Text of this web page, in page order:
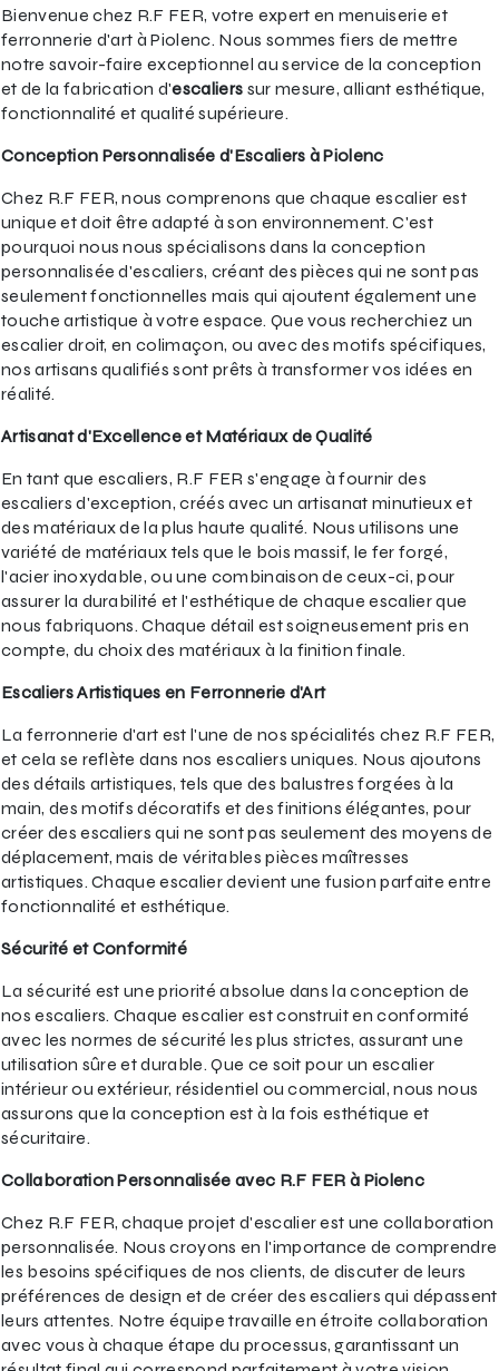
Bienvenue chez R.F FER, votre expert en menuiserie et
ferronnerie d'art à Piolenc. Nous sommes fiers de mettre
notre savoir-faire exceptionnel au service de la conception
et de la fabrication d'escaliers sur mesure, alliant esthétique,
fonctionnalité et qualité supérieure.
Conception Personnalisée d'Escaliers à Piolenc
Chez R.F FER, nous comprenons que chaque escalier est
unique et doit être adapté à son environnement. C'est
pourquoi nous nous spécialisons dans la conception
personnalisée d'escaliers, créant des pièces qui ne sont pas
seulement fonctionnelles mais qui ajoutent également une
touche artistique à votre espace. Que vous recherchiez un
escalier droit, en colimaçon, ou avec des motifs spécifiques,
nos artisans qualifiés sont prêts à transformer vos idées en
réalité.
Artisanat d'Excellence et Matériaux de Qualité
En tant que escaliers, R.F FER s'engage à fournir des
escaliers d'exception, créés avec un artisanat minutieux et
des matériaux de la plus haute qualité. Nous utilisons une
variété de matériaux tels que le bois massif, le fer forgé,
l'acier inoxydable, ou une combinaison de ceux-ci, pour
assurer la durabilité et l'esthétique de chaque escalier que
nous fabriquons. Chaque détail est soigneusement pris en
compte, du choix des matériaux à la finition finale.
Escaliers Artistiques en Ferronnerie d'Art
La ferronnerie d'art est l'une de nos spécialités chez R.F FER,
et cela se reflète dans nos escaliers uniques. Nous ajoutons
des détails artistiques, tels que des balustres forgées à la
main, des motifs décoratifs et des finitions élégantes, pour
créer des escaliers qui ne sont pas seulement des moyens de
déplacement, mais de véritables pièces maîtresses
artistiques. Chaque escalier devient une fusion parfaite entre
fonctionnalité et esthétique.
Sécurité et Conformité
La sécurité est une priorité absolue dans la conception de
nos escaliers. Chaque escalier est construit en conformité
avec les normes de sécurité les plus strictes, assurant une
utilisation sûre et durable. Que ce soit pour un escalier
intérieur ou extérieur, résidentiel ou commercial, nous nous
assurons que la conception est à la fois esthétique et
sécuritaire.
Collaboration Personnalisée avec R.F FER à Piolenc
Chez R.F FER, chaque projet d'escalier est une collaboration
personnalisée. Nous croyons en l'importance de comprendre
les besoins spécifiques de nos clients, de discuter de leurs
préférences de design et de créer des escaliers qui dépassent
leurs attentes. Notre équipe travaille en étroite collaboration
avec vous à chaque étape du processus, garantissant un